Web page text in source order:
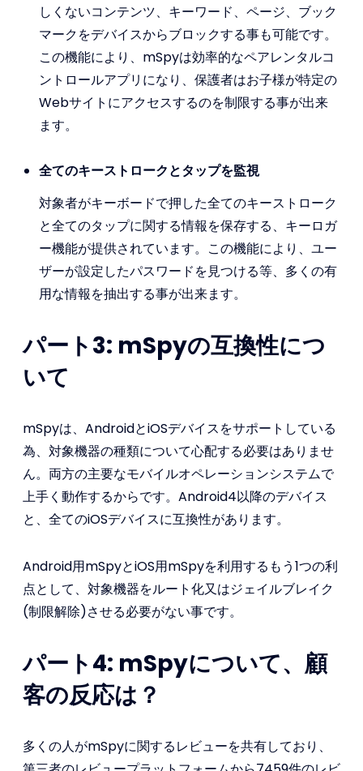
しくないコンテンツ、キーワード、ページ、ブック
マークをデバイスからブロックする事も可能です。
この機能により、mSpyは効率的なペアレンタルコ
ントロールアプリになり、保護者はお子様が特定の
Webサイトにアクセスするのを制限する事が出来
ます。
全てのキーストロークとタップを監視
対象者がキーボードで押した全てのキーストローク
と全てのタップに関する情報を保存する、キーロガ
ー機能が提供されています。この機能により、ユー
ザーが設定したパスワードを見つける等、多くの有
用な情報を抽出する事が出来ます。
パート3: mSpyの互換性につ
いて
mSpyは、AndroidとiOSデバイスをサポートしている
為、対象機器の種類について心配する必要はありませ
ん。両方の主要なモバイルオペレーションシステムで
上手く動作するからです。Android4以降のデバイス
と、全てのiOSデバイスに互換性があります。
Android用mSpyとiOS用mSpyを利用するもう1つの利
点として、対象機器をルート化又はジェイルブレイク
(制限解除)させる必要がない事です。
パート4: mSpyについて、顧
客の反応は？
多くの人がmSpyに関するレビューを共有しており、